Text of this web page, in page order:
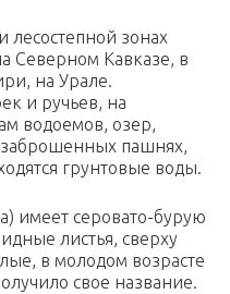
лесостепной зонах
Северном Кавказе, в
на Урале.
и ручьев, на
водоемов, озер,
заброшенных пашнях,
грунтовые воды.
имеет серовато-бурую
листья, сверху
в молодом возрасте
свое название.